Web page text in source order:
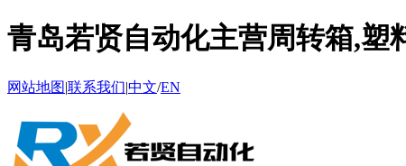
青岛若贤自动化主营周转箱,塑
网站地图|联系我们|中文/EN